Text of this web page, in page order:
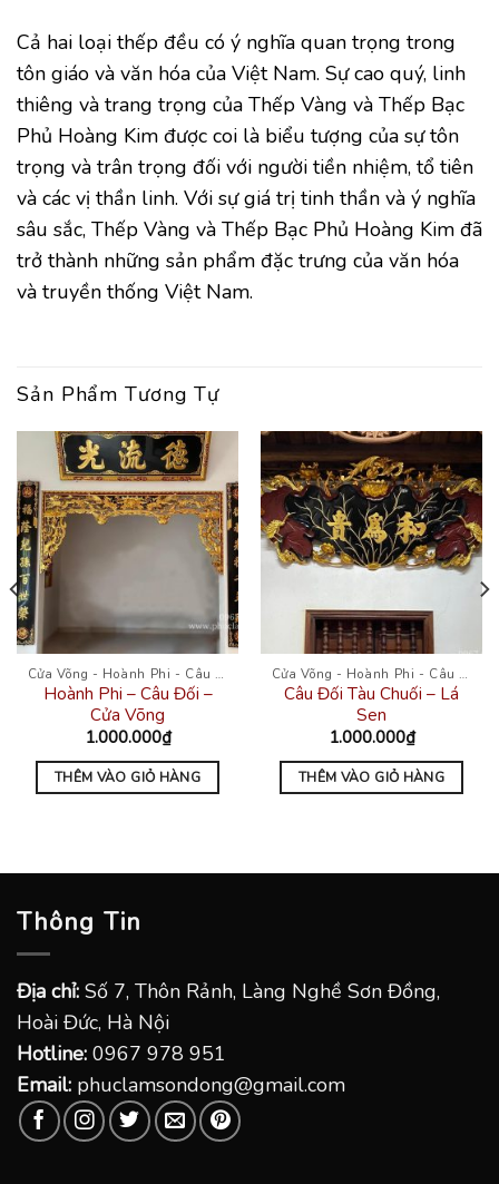
Cả hai loại thếp đều có ý nghĩa quan trọng trong
tôn giáo và văn hóa của Việt Nam. Sự cao quý, linh
thiêng và trang trọng của Thếp Vàng và Thếp Bạc
Phủ Hoàng Kim được coi là biểu tượng của sự tôn
trọng và trân trọng đối với người tiền nhiệm, tổ tiên
và các vị thần linh. Với sự giá trị tinh thần và ý nghĩa
sâu sắc, Thếp Vàng và Thếp Bạc Phủ Hoàng Kim đã
trở thành những sản phẩm đặc trưng của văn hóa
và truyền thống Việt Nam.
Sản Phẩm Tương Tự
Cửa Võng - Hoành Phi - Câu Đối
Hoành Phi – Câu Đối –
Cửa Võng
1.000.000₫
THÊM VÀO GIỎ HÀNG
Cửa Võng - Hoành Phi - Câu Đối
Câu Đối Tàu Chuối – Lá
Sen
1.000.000₫
THÊM VÀO GIỎ HÀNG
Thông Tin
Địa chỉ: Số 7, Thôn Rảnh, Làng Nghề Sơn Đồng,
Hoài Đức, Hà Nội
Hotline: 0967 978 951
Email: phuclamsondong@gmail.com